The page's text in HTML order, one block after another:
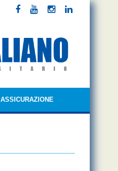
ASSICURAZIONE